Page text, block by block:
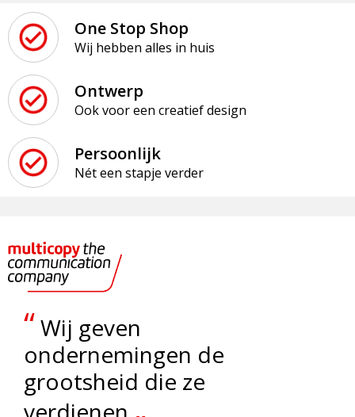
One Stop Shop
Wij hebben alles in huis
Ontwerp
Ook voor een creatief design
Persoonlijk
Nét een stapje verder
“Wij geven
ondernemingen de
grootsheid die ze
„